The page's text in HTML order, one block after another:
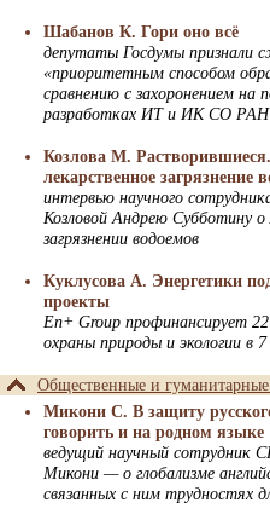
Шабанов К. Гори оно всё
депутаты Госдумы признали
«приоритетным способом
сравнению с захоронением на
разработках ИТ и ИК СО РАН
Козлова М.
лекарственное загрязнение
интервью научного
Козловой Андрею Субботину о
загрязнении водоемов
Куклусова А. Энергетики
проекты
En+ Group профинансирует
охраны природы и экологии в 7
Общественные и
Микони С. В защиту
говорить и на родном языке
ведущий научный сотрудник
Микони — о глобализме
связанных с ним трудностях